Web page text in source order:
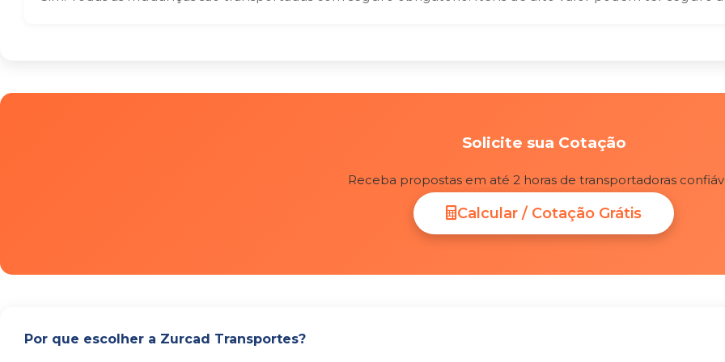
Solicite sua Cotação
Receba propostas em até 2 horas de transportadoras
Calcular / Cotação Grátis
Por que escolher a Zurcad Transportes?